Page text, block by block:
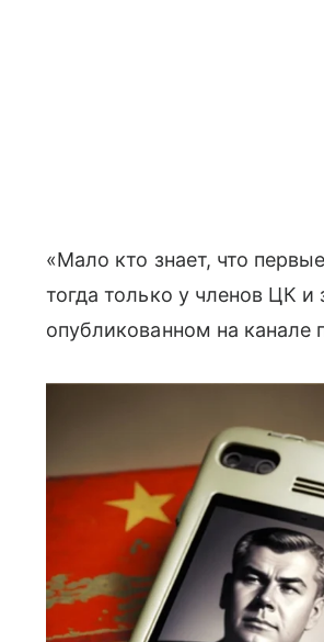
«Мало кто знает, что
тогда только у членов ЦК
опубликованном на канале